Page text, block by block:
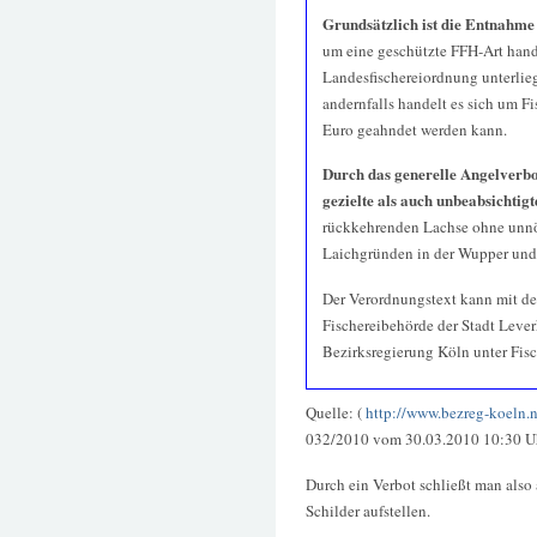
Grundsätzlich ist die
um eine geschützte FFH-Art
Landesfischereiordnung
andernfalls handelt es sich um
Euro geahndet werden kann.
Durch das generelle
gezielte als auch
rückkehrenden Lachse ohne
Laichgründen in der Wupper
Der Verordnungstext kann mit
Fischereibehörde der Stadt
Bezirksregierung Köln unter
Quelle: (http://www.bezreg-
032/2010 vom 30.03.2010 10:30
Durch ein Verbot schließt man also
Schilder aufstellen.